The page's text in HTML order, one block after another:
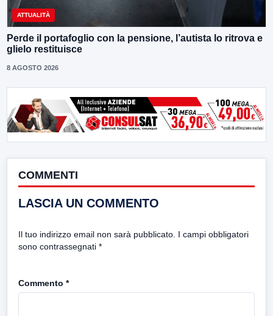
ATTUALITÀ
Perde il portafoglio con la pensione, l’autista lo ritrova e
glielo restituisce
8 AGOSTO 2026
COMMENTI
LASCIA UN COMMENTO
Il tuo indirizzo email non sarà pubblicato. I campi obbligatori
sono contrassegnati *
Commento *